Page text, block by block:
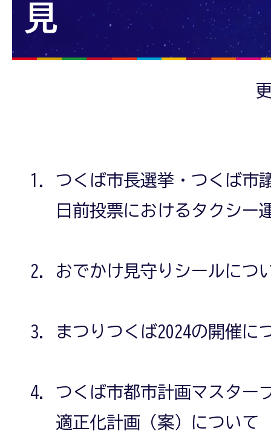
見
つくば市長選挙・つくば市
日前投票におけるタクシー
おでかけ見守りシールにつ
まつりつくば2024の開催に
つくば市都市計画マスター
適正化計画（案）について